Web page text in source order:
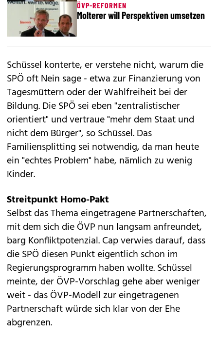
ÖVP-REFORMEN
Molterer will Perspektiven umsetzen
Schüssel konterte, er verstehe nicht, warum die
SPÖ oft Nein sage - etwa zur Finanzierung von
Tagesmüttern oder der Wahlfreiheit bei der
Bildung. Die SPÖ sei eben "zentralistischer
orientiert" und vertraue "mehr dem Staat und
nicht dem Bürger", so Schüssel. Das
Familiensplitting sei notwendig, da man heute
ein "echtes Problem" habe, nämlich zu wenig
Kinder.
Streitpunkt Homo-Pakt
Selbst das Thema eingetragene Partnerschaften,
mit dem sich die ÖVP nun langsam anfreundet,
barg Konfliktpotenzial. Cap verwies darauf, dass
die SPÖ diesen Punkt eigentlich schon im
Regierungsprogramm haben wollte. Schüssel
meinte, der ÖVP-Vorschlag gehe aber weniger
weit - das ÖVP-Modell zur eingetragenen
Partnerschaft würde sich klar von der Ehe
abgrenzen.